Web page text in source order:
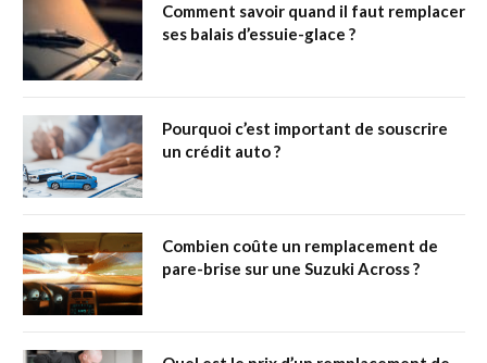
Comment savoir quand il faut remplacer
ses balais d’essuie-glace ?
Pourquoi c’est important de souscrire
un crédit auto ?
Combien coûte un remplacement de
pare-brise sur une Suzuki Across ?